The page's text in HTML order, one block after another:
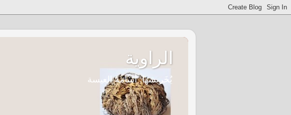
الراوية
يُخَربشها: أسامة العيسة